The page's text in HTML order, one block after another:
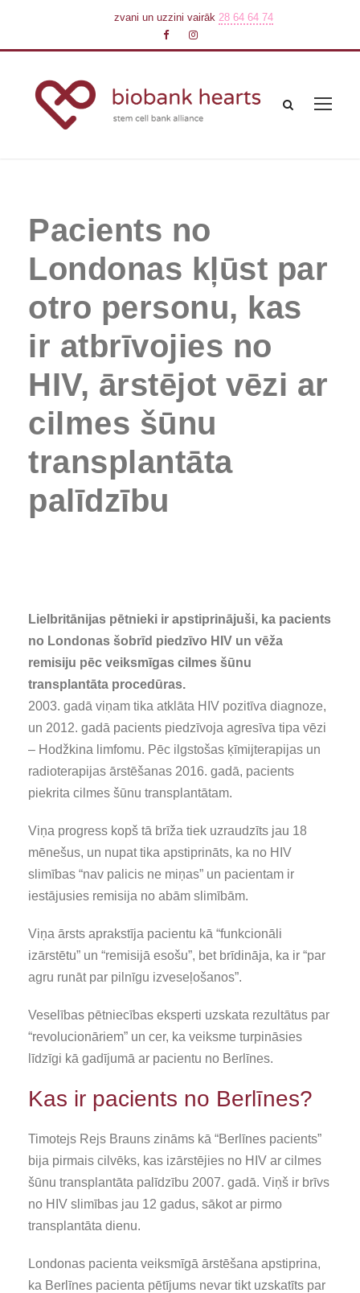
zvani un uzzini vairāk 28 64 64 74
Pacients no
Londonas kļūst par
otro personu, kas
ir atbrīvojies no
HIV, ārstējot vēzi ar
cilmes šūnu
transplantāta
palīdzību
Lielbritānijas pētnieki ir apstiprinājuši, ka pacients
no Londonas šobrīd piedzīvo HIV un vēža
remisiju pēc veiksmīgas cilmes šūnu
transplantāta procedūras.
2003. gadā viņam tika atklāta HIV pozitīva diagnoze,
un 2012. gadā pacients piedzīvoja agresīva tipa vēzi
– Hodžkina limfomu. Pēc ilgstošas ķīmijterapijas un
radioterapijas ārstēšanas 2016. gadā, pacients
piekrita cilmes šūnu transplantātam.
Viņa progress kopš tā brīža tiek uzraudzīts jau 18
mēnešus, un nupat tika apstiprināts, ka no HIV
slimības “nav palicis ne miņas” un pacientam ir
iestājusies remisija no abām slimībām.
Viņa ārsts aprakstīja pacientu kā “funkcionāli
izārstētu” un “remisijā esošu”, bet brīdināja, ka ir “par
agru runāt par pilnīgu izveseļošanos”.
Veselības pētniecības eksperti uzskata rezultātus par
“revolucionāriem” un cer, ka veiksme turpināsies
līdzīgi kā gadījumā ar pacientu no Berlīnes.
Kas ir pacients no Berlīnes?
Timotejs Rejs Brauns zināms kā “Berlīnes pacients”
bija pirmais cilvēks, kas izārstējies no HIV ar cilmes
šūnu transplantāta palīdzību 2007. gadā. Viņš ir brīvs
no HIV slimības jau 12 gadus, sākot ar pirmo
transplantāta dienu.
Londonas pacienta veiksmīgā ārstēšana apstiprina,
ka Berlīnes pacienta pētījums nevar tikt uzskatīts par